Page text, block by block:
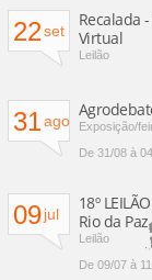
22set
Recalada
Virtual
Leilão
31ago
Exposição/
De 31/08 à
09jul
18º
Rio da Paz
Leilão
De 09/07 à